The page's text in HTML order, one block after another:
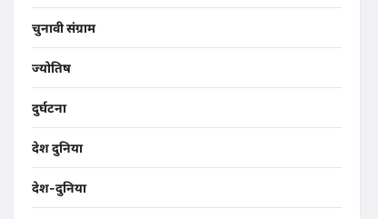
चुनावी संग्राम
ज्योतिष
दुर्घटना
देश दुनिया
देश-दुनिया